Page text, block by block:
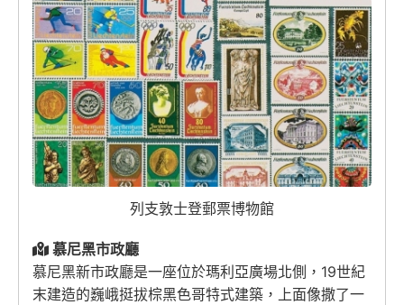
列支敦士登郵票博物館
慕尼黑市政廳
慕尼黑新市政廳是一座位於瑪利亞廣場北側，19世紀
末建造的巍峨挺拔棕黑色哥特式建築，上面像撒了一